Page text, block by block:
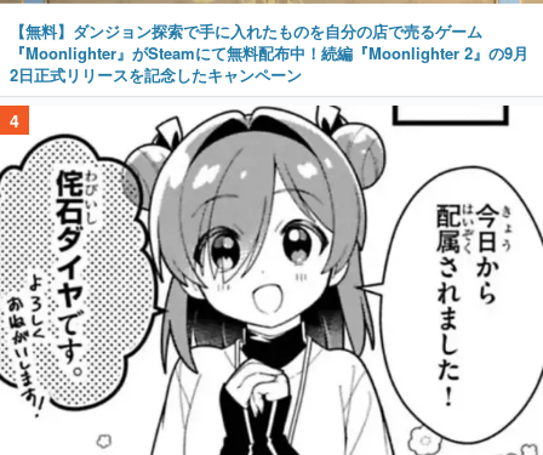
【無料】ダンジョン探索で手に入れたものを自分の店で売るゲーム
『Moonlighter』がSteamにて無料配布中！続編『Moonlighter 2』の9月
2日正式リリースを記念したキャンペーン
4